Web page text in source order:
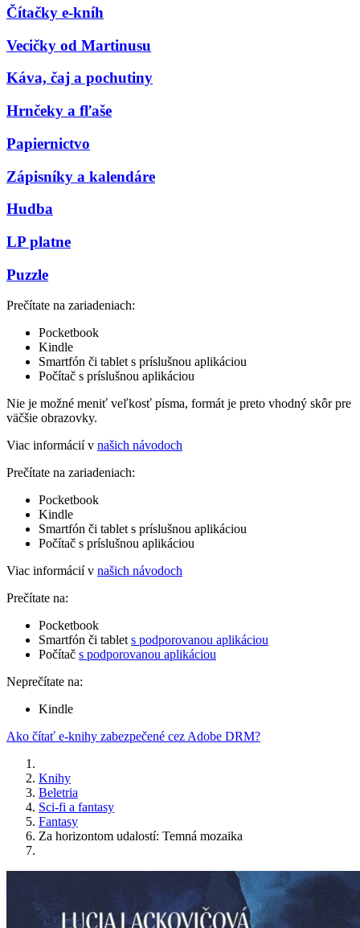
Čítačky e-kníh
Vecičky od Martinusu
Káva, čaj a pochutiny
Hrnčeky a fľaše
Papiernictvo
Zápisníky a kalendáre
Hudba
LP platne
Puzzle
Prečítate na zariadeniach:
Pocketbook
Kindle
Smartfón či tablet s príslušnou aplikáciou
Počítač s príslušnou aplikáciou
Nie je možné meniť veľkosť písma, formát je preto vhodný skôr pre
väčšie obrazovky.
Viac informácií v našich návodoch
Prečítate na zariadeniach:
Pocketbook
Kindle
Smartfón či tablet s príslušnou aplikáciou
Počítač s príslušnou aplikáciou
Viac informácií v našich návodoch
Prečítate na:
Pocketbook
Smartfón či tablet s podporovanou aplikáciou
Počítač s podporovanou aplikáciou
Neprečítate na:
Kindle
Ako čítať e-knihy zabezpečené cez Adobe DRM?
Knihy
Beletria
Sci-fi a fantasy
Fantasy
Za horizontom udalostí: Temná mozaika